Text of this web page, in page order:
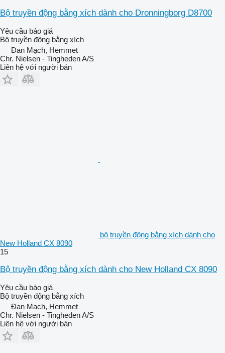
Bộ truyền động bằng xích dành cho Dronningborg D8700
Yêu cầu báo giá
Bộ truyền động bằng xích
Đan Mạch, Hemmet
Chr. Nielsen - Tingheden A/S
Liên hệ với người bán
bộ truyền động bằng xích dành cho
New Holland CX 8090
15
Bộ truyền động bằng xích dành cho New Holland CX 8090
Yêu cầu báo giá
Bộ truyền động bằng xích
Đan Mạch, Hemmet
Chr. Nielsen - Tingheden A/S
Liên hệ với người bán